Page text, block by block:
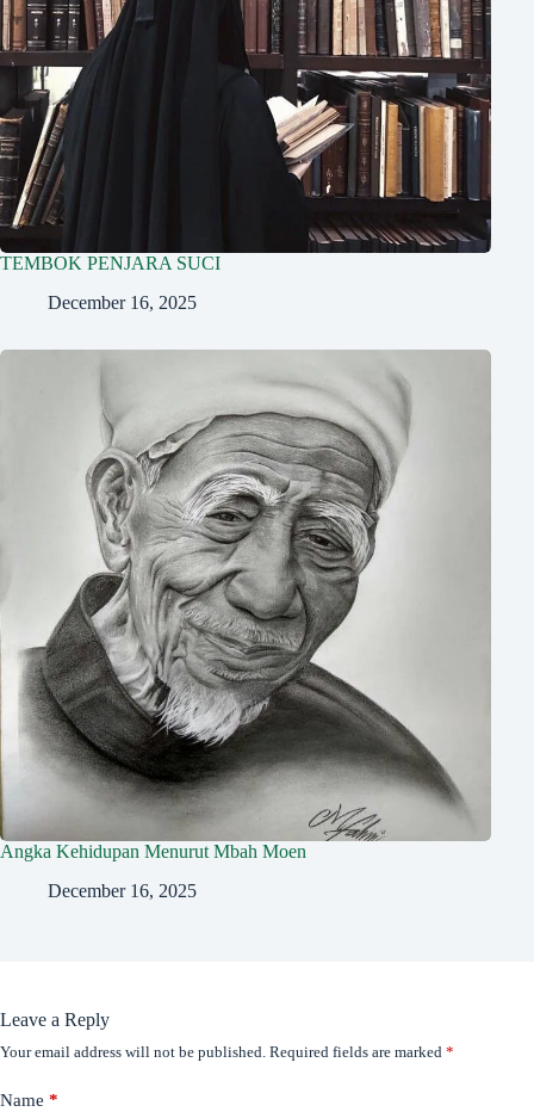
TEMBOK PENJARA SUCI
December 16, 2025
Angka Kehidupan Menurut Mbah Moen
December 16, 2025
Leave a Reply
Your email address will not be published. Required fields are marked *
Name *